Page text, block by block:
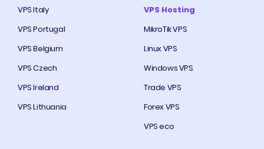
VPS Italy
VPS Portugal
VPS Belgium
VPS Czech
VPS Ireland
VPS Lithuania
VPS Hosting
MikroTik VPS
Linux VPS
Windows VPS
Trade VPS
Forex VPS
VPS eco